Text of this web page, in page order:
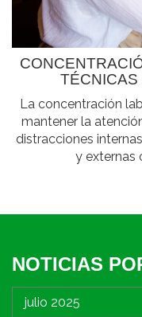
TÉCNICAS
La concentración
mantener la
distracciones
y externas
NOTICIAS
julio 2025